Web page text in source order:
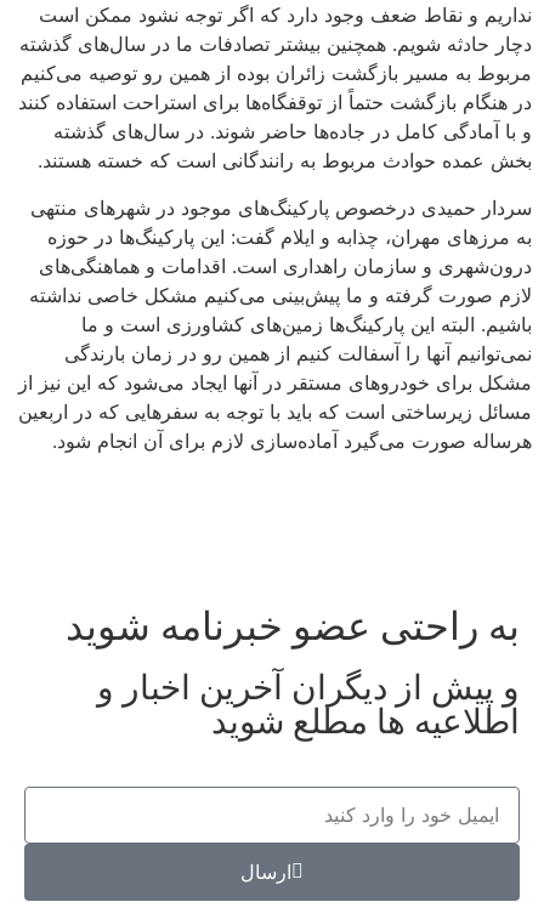
نداریم و نقاط ضعف وجود دارد که اگر توجه نشود ممکن است
دچار حادثه شویم. همچنین بیشتر تصادفات ما در سال‌های گذشته
مربوط به مسیر بازگشت زائران بوده از همین رو توصیه می‌کنیم
در هنگام بازگشت حتماً از توقفگاه‌ها برای استراحت استفاده کنند
و با آمادگی کامل در جاده‌ها حاضر شوند. در سال‌های گذشته
بخش عمده حوادث مربوط به رانندگانی است که خسته هستند.
سردار حمیدی درخصوص پارکینگ‌های موجود در شهرهای منتهی
به مرزهای مهران، چذابه و ایلام گفت: این پارکینگ‌ها در حوزه
درون‌شهری و سازمان راهداری است. اقدامات و هماهنگی‌های
لازم صورت گرفته و ما پیش‌بینی می‌کنیم مشکل خاصی نداشته
باشیم. البته این پارکینگ‌ها زمین‌های کشاورزی است و ما
نمی‌توانیم آنها را آسفالت کنیم از همین رو در زمان بارندگی
مشکل برای خودروهای مستقر در آنها ایجاد می‌شود که این نیز از
مسائل زیرساختی است که باید با توجه به سفرهایی که در اربعین
هرساله صورت می‌گیرد آماده‌سازی لازم برای آن انجام شود.
به راحتی عضو خبرنامه شوید
و پیش از دیگران آخرین اخبار و
اطلاعیه ها مطلع شوید
ارسال